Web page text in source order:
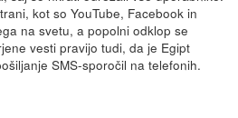
kot so YouTube, Facebook in
na svetu, a popolni odklop se
vesti pravijo tudi, da je Egipt
SMS-sporočil na telefonih.